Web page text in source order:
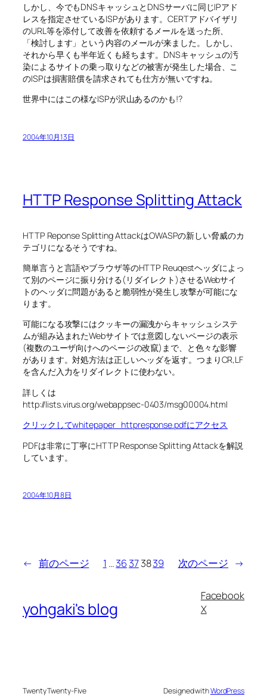
しかし、今でもDNSキャッシュとDNSサーバに同じIPアド
レスを指定させているISPがあります。CERTアドバイザリ
のURL等を添付して改善を依頼するメールを送った所、
「検討します」という内容のメールが来ました。しかし、
それから早くも半年近くも経ちます。DNSキャッシュの汚
染によるサイトの乗っ取りなどの被害が発生した場合、こ
のISPは損害賠償を請求されても仕方が無いですね。
世界中にはこの様なISPが沢山あるのかも!?
2004年10月13日
HTTP Response Splitting Attack
HTTP Reponse Splitting AttackはOWASPの新しい脅威のカ
テゴリになるそうですね。
簡単言うと言語やブラウザ等のHTTP Reuqestヘッダによっ
て別のページに振り分ける(リダイレクト)させるWebサイ
トのヘッダに問題があると脆弱性が発生し攻撃が可能にな
ります。
可能になる攻撃にはクッキーの漏洩からキャッシュシステ
ムが組み込まれたWebサイトでは意図しないページの表示
(複数のユーザ向けへのページの改竄)まで、と色々な影響
があります。対処方法は正しいヘッダを返す。つまりCR,LF
を含んだ入力をリダイレクトに使わない。
詳しくは
http://lists.virus.org/webappsec-0403/msg00004.html
クリックしてwhitepaper_httpresponse.pdfにアクセス
PDFは非常に丁寧にHTTP Response Splitting Attackを解説
しています。
2004年10月8日
← 前のページ 1 …36373839 次のページ →
yohgaki's blog
Facebook
X
Twenty Twenty-Five Designed withWordPress